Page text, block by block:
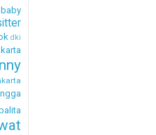
baby
dki